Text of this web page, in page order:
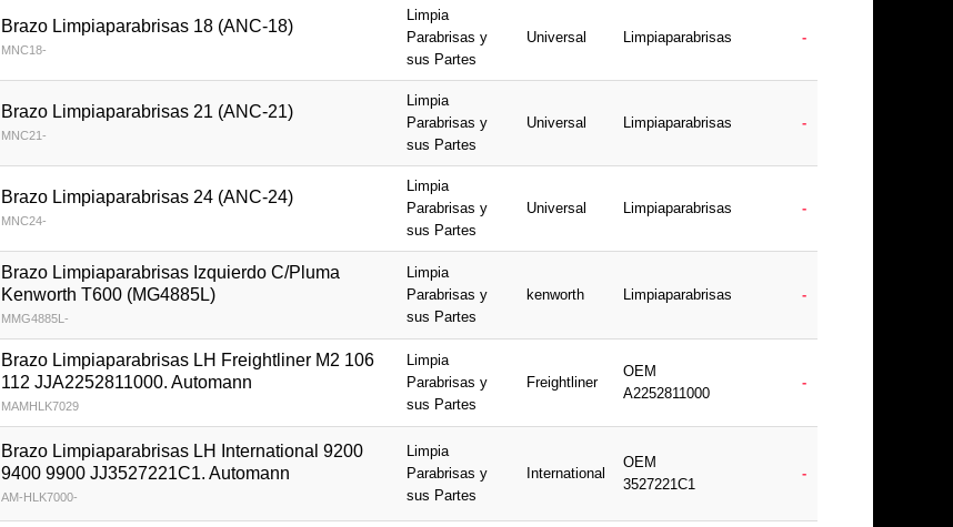
Brazo Limpiaparabrisas 18 (ANC-18)
MNC18-
Limpia
Parabrisas y
sus Partes
Universal Limpiaparabrisas -
Brazo Limpiaparabrisas 21 (ANC-21)
MNC21-
Limpia
Parabrisas y
sus Partes
Universal Limpiaparabrisas -
Brazo Limpiaparabrisas 24 (ANC-24)
MNC24-
Limpia
Parabrisas y
sus Partes
Universal Limpiaparabrisas -
Brazo Limpiaparabrisas Izquierdo C/Pluma
Kenworth T600 (MG4885L)
MMG4885L-
Limpia
Parabrisas y
sus Partes
kenworth Limpiaparabrisas -
Brazo Limpiaparabrisas LH Freightliner M2 106
112 JJA2252811000. Automann
MAMHLK7029
Limpia
Parabrisas y
sus Partes
Freightliner
OEM
A2252811000
-
Brazo Limpiaparabrisas LH International 9200
9400 9900 JJ3527221C1. Automann
AM-HLK7000-
Limpia
Parabrisas y
sus Partes
International
OEM
3527221C1
-